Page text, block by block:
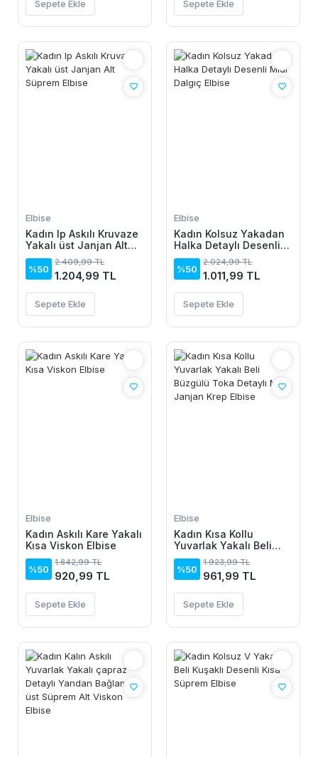
Sepete Ekle Sepete Ekle
Elbise
Kadın Ip Askılı Kruvaze
Yakalı üst Janjan Alt
Süprem Elbise
%50
2.409,99 TL
1.204,99 TL
Sepete Ekle
Elbise
Kadın Kolsuz Yakadan
Halka Detaylı Desenli
Midi Dalgıç Elbise
%50
2.024,99 TL
1.011,99 TL
Sepete Ekle
Elbise
Kadın Askılı Kare Yakalı
Kısa Viskon Elbise
%50
1.842,99 TL
920,99 TL
Sepete Ekle
Elbise
Kadın Kısa Kollu
Yuvarlak Yakalı Beli
Büzgülü Toka Detaylı
Midi Janjan Krep Elbise
%50
1.923,99 TL
961,99 TL
Sepete Ekle